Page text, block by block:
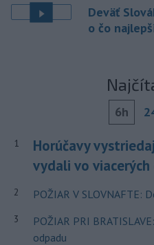
Deväť
o čo
6h
1
Horúčavy
vydali vo viacerých
2 POŽIAR V SLOVNAFTE:
3
POŽIAR PRI
odpadu